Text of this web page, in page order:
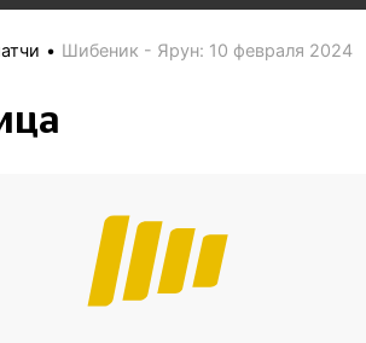
Шибеник - Ярун: 10 февраля 2024